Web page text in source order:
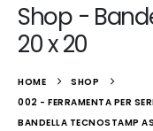
Shop -
20 x 20
HOME
SHOP
002 - FERRAMENTA PER
BANDELLA TECNOSTAMP